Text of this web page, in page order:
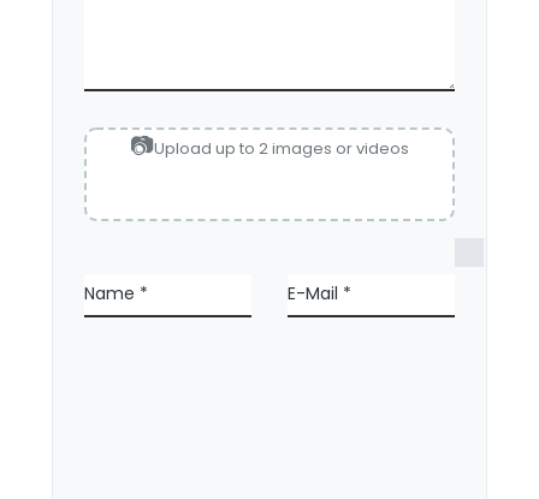
Upload up to 2 images or videos
Name * E-Mail *